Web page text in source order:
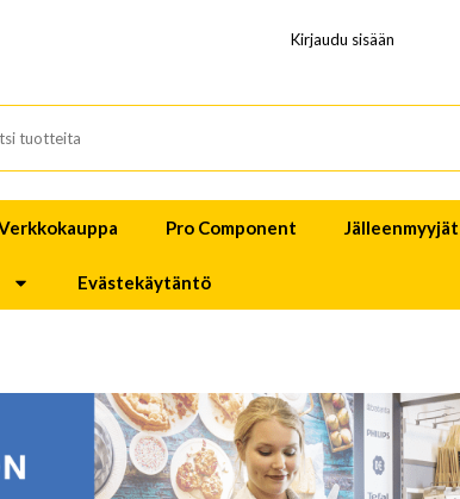
Kirjaudu sisään
Pro Component Jälleenmyyjät
Evästekäytäntö